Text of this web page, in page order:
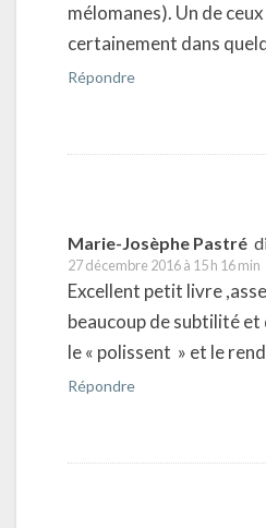
mélomanes). Un de
certainement dans
Répondre
Marie-Josèphe Pastré
27 décembre 2016 à 15 h 16 min
Excellent petit livre
beaucoup de subtilité
le « polissent » et le
Répondre